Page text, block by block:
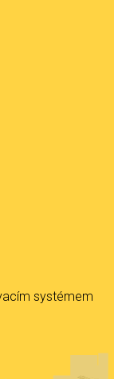
systémem